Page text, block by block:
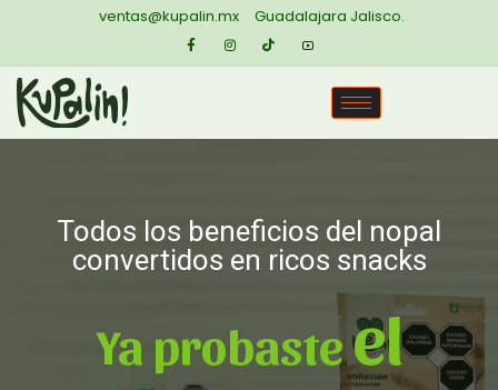
ventas@kupalin.mx Guadalajara Jalisco.
Todos los beneficios del nopal
convertidos en ricos snacks
Ya probasteel